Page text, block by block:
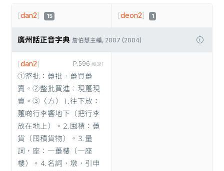
[dan2] 15 [deon2] 1
廣州話正音字典 詹伯慧主編, 2007 (2004)
P.596 #8201
[dan2]
①整批：躉批．躉買躉
賣。②整批買進：現躉現
賣。③〈方〉⒈往下放：
躉啲行李響地下（把行李
放在地上）。⒉囤積：躉
貨（囤積貨物）。⒊量
詞，座：一躉樓（一座
樓）。⒋名詞，墩，引申